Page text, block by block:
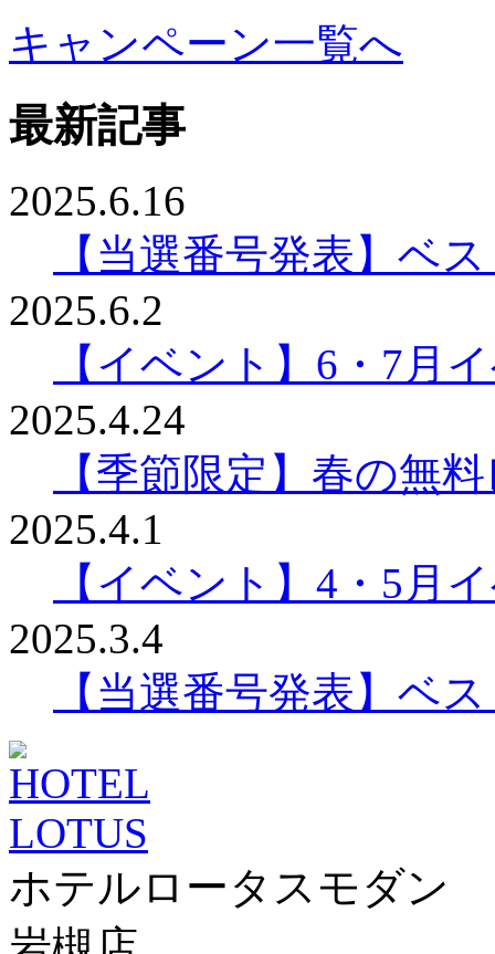
キャンペーン一覧へ
最新記事
2025.6.16
【当選番号発表】ベ
2025.6.2
【イベント】6・7月
2025.4.24
【季節限定】春の無
2025.4.1
【イベント】4・5月
2025.3.4
【当選番号発表】ベ
ホテルロータスモダン